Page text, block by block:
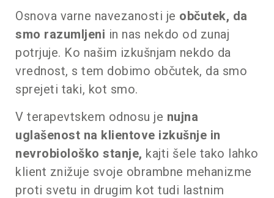
Osnova varne navezanosti je občutek, da
smo razumljeni in nas nekdo od zunaj
potrjuje. Ko našim izkušnjam nekdo da
vrednost, s tem dobimo občutek, da smo
sprejeti taki, kot smo.
V terapevtskem odnosu je nujna
uglašenost na klientove izkušnje in
nevrobiološko stanje, kajti šele tako lahko
klient znižuje svoje obrambne mehanizme
proti svetu in drugim kot tudi lastnim